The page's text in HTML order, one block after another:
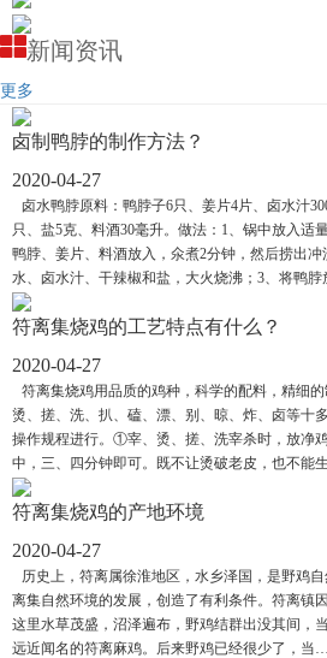
新闻资讯
更多
卤制鸭脖的制作方法？
2020-04-27
卤水鸭脖原料：鸭脖子6只、姜片4片、卤水汁
只、盐5克、料酒30毫升。做法：1、锅中放入适
鸭脖、姜片、料酒放入，氽煮2分钟，然后捞出
水、卤水汁、干辣椒和盐，大火烧沸；3、将鸭脖
符离集烧鸡的工艺特点有什么？
2020-04-27
符离集烧鸡用品质的鸡种，科学的配料，精细的
烫、搓、洗、扒、磕、漂、别、晾、炸、卤等十
操作规程进行。①宰、烫、搓、洗宰杀时，放净
中，三、四分钟即可。既不让烫破老皮，也不能
符离集烧鸡的产地环境
2020-04-27
历史上，符离属徐淮地区，水乡泽国，是野鸡
离集自然环境的发展，创造了有利条件。符离镇
这里水草茂盛，沼泽遍布，野鸡结群出没其间，
远近闻名的符离麻鸡。后来野鸡已经很少了，当…